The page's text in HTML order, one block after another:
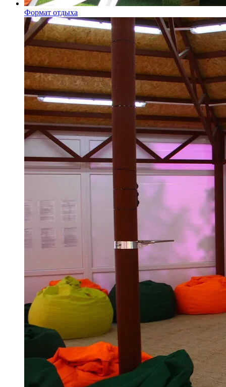
Формат отдыха